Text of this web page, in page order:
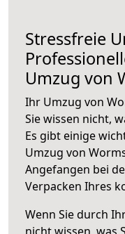
Stressfreie
Umzug von
Ihr Umzug von
Sie wissen nicht,
Es gibt einige
Umzug von
Angefangen bei
Verpacken Ihres
Wenn Sie durch